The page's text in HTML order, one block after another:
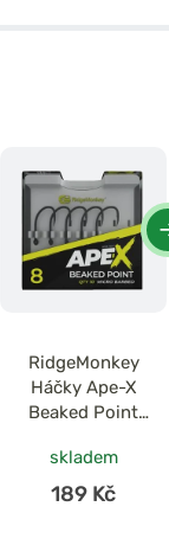
RidgeMonkey
Háčky Ape-X
Beaked Point
skladem
189 Kč